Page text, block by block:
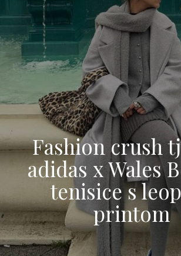
Fashion crush
adidas x Wales
tenisice s
printom